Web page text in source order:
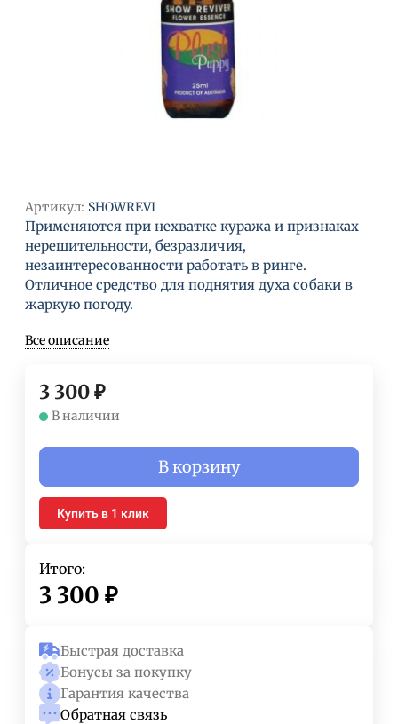
Артикул: SHOWREVI
Применяются при нехватке куража и признаках
нерешительности, безразличия,
незаинтересованности работать в ринге.
Отличное средство для поднятия духа собаки в
жаркую погоду.
Все описание
3 300₽
В наличии
В корзину
Купить в 1 клик
Итого:
3 300 ₽
Быстрая доставка
Бонусы за покупку
Гарантия качества
Обратная связь